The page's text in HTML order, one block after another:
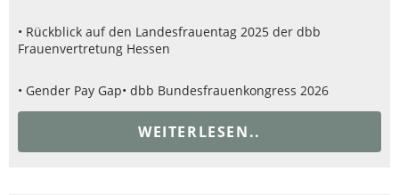
• Rückblick auf den Landesfrauentag 2025 der dbb
Frauenvertretung Hessen
• Gender Pay Gap• dbb Bundesfrauenkongress 2026
WEITERLESEN..